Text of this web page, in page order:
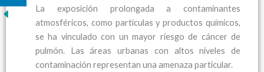
La exposición prolongada a contaminantes
atmosféricos, como partículas y productos químicos,
se ha vinculado con un mayor riesgo de cáncer de
pulmón. Las áreas urbanas con altos niveles de
contaminación representan una amenaza particular.